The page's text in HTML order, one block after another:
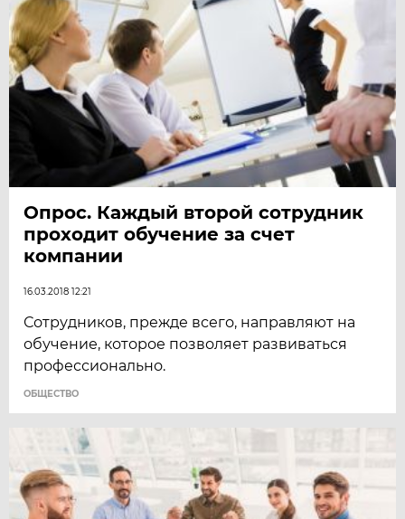
Опрос. Каждый второй сотрудник
проходит обучение за счет
компании
16.03.2018 12:21
Сотрудников, прежде всего, направляют на
обучение, которое позволяет развиваться
профессионально.
ОБЩЕСТВО